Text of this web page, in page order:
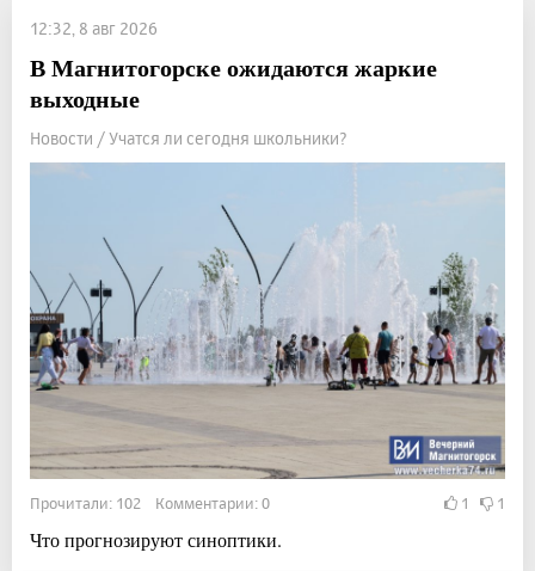
12:32, 8 авг 2026
В Магнитогорске ожидаются жаркие
выходные
Новости / Учатся ли сегодня школьники?
Прочитали: 102 Комментарии: 0 1 1
Что прогнозируют синоптики.